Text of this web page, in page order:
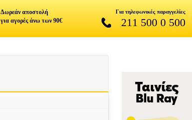
Δωρεάν αποστολή
για αγορές άνω των 90€
Για τηλεφωνικές παραγγελίες
211 500 0 500